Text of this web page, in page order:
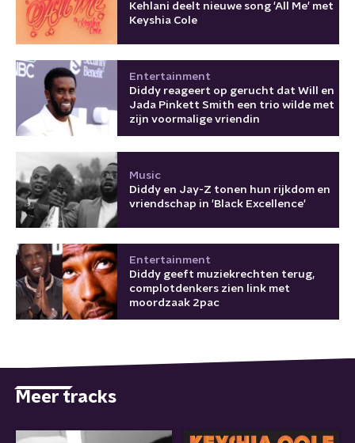
Kehlani deelt nieuwe song 'All Me' met
Keyshia Cole
Entertainment
Diddy reageert op gerucht dat Will en
Jada Pinkett Smith een trio wilde met
zijn voormalige vriendin
Music
Diddy en Jay-Z tonen hun rijkdom en
vriendschap in 'Black Excellence'
Entertainment
Diddy geeft muziekrechten terug,
complotdenkers zien link met
moordzaak 2pac
Meer tracks